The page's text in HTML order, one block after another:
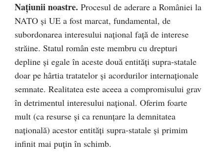
Naţiunii noastre. Procesul de aderare a României la
NATO şi UE a fost marcat, fundamental, de
subordonarea interesului naţional faţă de interese
străine. Statul român este membru cu drepturi
depline şi egale în aceste două entităţi supra-statale
doar pe hârtia tratatelor şi acordurilor internaţionale
semnate. Realitatea este aceea a compromisului grav
în detrimentul interesului naţional. Oferim foarte
mult (ca resurse şi ca renunţare la demnitatea
naţională) acestor entităţi supra-statale şi primim
infinit mai puţin în schimb.